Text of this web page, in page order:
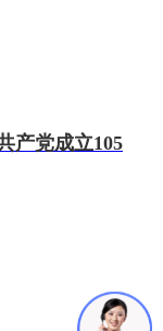
产党成立105